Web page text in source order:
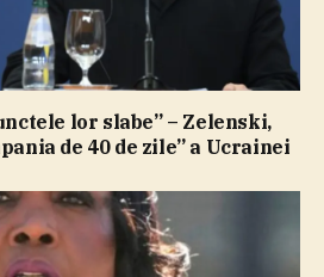
lor slabe” – Zelenski,
de 40 de zile” a Ucrainei